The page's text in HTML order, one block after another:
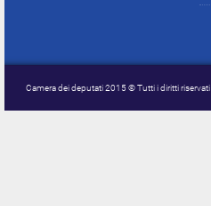
Camera dei deputati 2015 © Tutti i diritti riservati